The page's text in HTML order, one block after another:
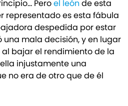
Peroel leónde esta
representado es esta fábula
despedida por estar
mala decisión, y en lugar
bajar el rendimiento de la
injustamente una
no era de otro que de él